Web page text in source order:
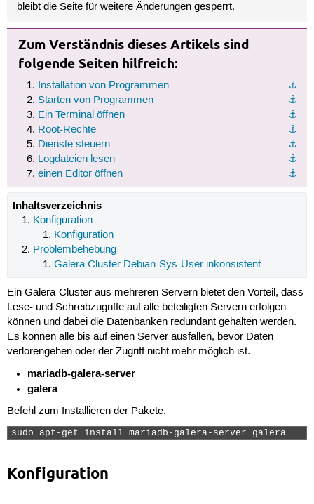
bleibt die Seite für weitere Änderungen gesperrt.
Zum Verständnis dieses Artikels sind
folgende Seiten hilfreich:
⚓︎
Installation von Programmen
⚓︎
Starten von Programmen
⚓︎
Ein Terminal öffnen
⚓︎
Root-Rechte
⚓︎
Dienste steuern
⚓︎
Logdateien lesen
⚓︎
einen Editor öffnen
Inhaltsverzeichnis
Konfiguration
Konfiguration
Problembehebung
Galera Cluster Debian-Sys-User inkonsistent
Ein Galera-Cluster aus mehreren Servern bietet den Vorteil, dass
Lese- und Schreibzugriffe auf alle beteiligten Servern erfolgen
können und dabei die Datenbanken redundant gehalten werden.
Es können alle bis auf einen Server ausfallen, bevor Daten
verlorengehen oder der Zugriff nicht mehr möglich ist.
mariadb-galera-server
galera
Befehl zum Installieren der Pakete:
sudo apt-get install mariadb-galera-server galera
Konfiguration